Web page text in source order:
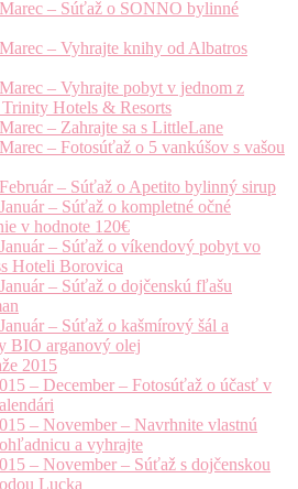
– Súťaž o SONNO bylinné
– Vyhrajte knihy od Albatros
– Vyhrajte pobyt v jednom z
Hotels & Resorts
– Zahrajte sa s LittleLane
– Fotosúťaž o 5 vankúšov s vašou
– Súťaž o Apetito bylinný sirup
– Súťaž o kompletné očné
v hodnote 120€
– Súťaž o víkendový pobyt vo
Hoteli Borovica
– Súťaž o dojčenskú fľašu
– Súťaž o kašmírový šál a
BIO arganový olej
2015
– December – Fotosúťaž o účasť v
– November – Navrhnite vlastnú
a vyhrajte
– November – Súťaž s dojčenskou
Lucka